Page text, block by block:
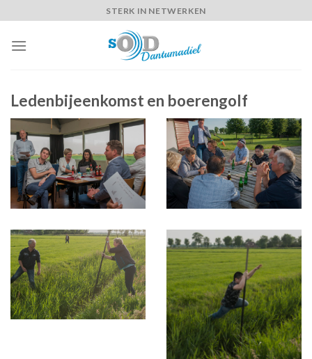
to
content
STERK IN NETWERKEN
Ledenbijeenkomst en boerengolf